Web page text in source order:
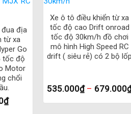
260 giúp chiếc xe chạy nhanh và
Ga Tiến/ Lùi
điều tốc nhanh/chậm phụ thuộc vào
hố giúp bám đường tốt và di
lò xo nhún giúp chiếc xe giảm
đua địa
từ xa
Go
tốc độ
Motor
chổi
₫
Xe ô tô điều khiển từ xa
tốc độ cao Drift onroad
tốc độ 30km/h đồ chơi
mô hình High Speed RC
drift ( siêu rẻ) có 2 bộ lốp
535.000₫– 679.000